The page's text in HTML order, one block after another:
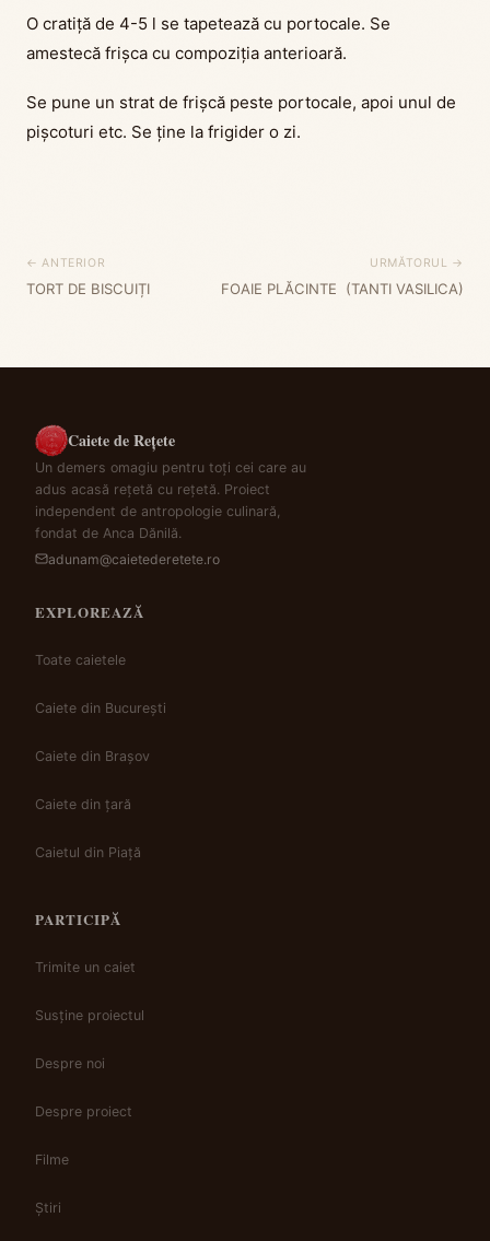
O cratiţă de 4-5 l se tapetează cu portocale. Se
amestecă frişca cu compoziţia anterioară.
Se pune un strat de frişcă peste portocale, apoi unul de
pişcoturi etc. Se ţine la frigider o zi.
← ANTERIOR
TORT DE BISCUIȚI
URMĂTORUL →
FOAIE PLĂCINTE (TANTI VASILICA)
Caiete de Rețete
Un demers omagiu pentru toți cei care au
adus acasă rețetă cu rețetă. Proiect
independent de antropologie culinară,
fondat de Anca Dănilă.
adunam@caietederetete.ro
EXPLOREAZĂ
Toate caietele
Caiete din București
Caiete din Brașov
Caiete din țară
Caietul din Piață
PARTICIPĂ
Trimite un caiet
Susține proiectul
Despre noi
Despre proiect
Filme
Știri